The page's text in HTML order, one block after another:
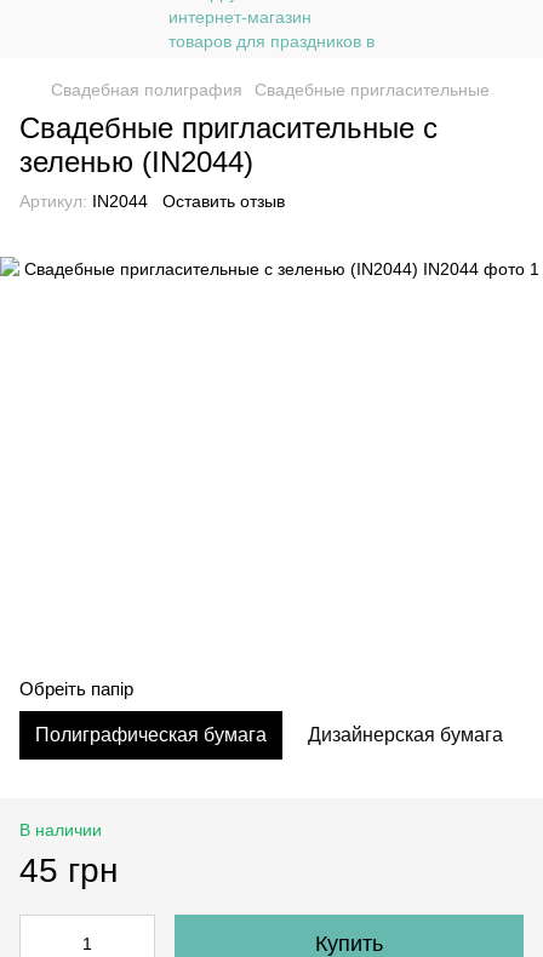
Свадебная полиграфия Свадебные пригласительные
Свадебные пригласительные с
зеленью (IN2044)
Артикул: IN2044 Оставить отзыв
Обреіть папір
Полиграфическая бумага Дизайнерская бумага
В наличии
45 грн
Купить